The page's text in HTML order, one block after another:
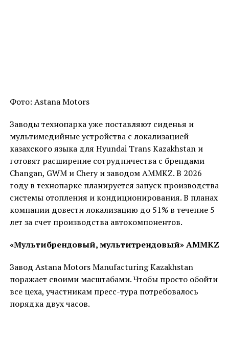
Фото: Astana Motors
Заводы технопарка уже поставляют сиденья и
мультимедийные устройства с локализацией
казахского языка для Hyundai Trans Kazakhstan и
готовят расширение сотрудничества с брендами
Changan, GWM и Chery и заводом AMMKZ. В 2026
году в технопарке планируется запуск производства
системы отопления и кондиционирования. В планах
компании довести локализацию до 51% в течение 5
лет за счет производства автокомпонентов.
«Мультибрендовый, мультитрендовый» AMMKZ
Завод Astana Motors Manufacturing Kazakhstan
поражает своими масштабами. Чтобы просто обойти
все цеха, участникам пресс-тура потребовалось
порядка двух часов.